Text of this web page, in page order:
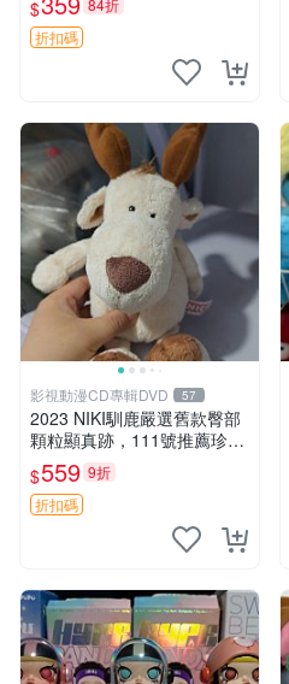
$
84折
折扣碼
影視動漫CD專輯DVD 57
2023 NIKI馴鹿嚴選舊款臀部
顆粒顯真跡，111號推薦珍藏
品 馴鹿 舊款 尾巴顆粒
$559 9折
折扣碼